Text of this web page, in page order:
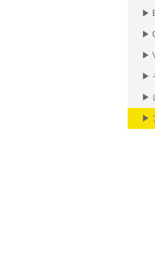
▶
▶
▶
▶
▶
▶